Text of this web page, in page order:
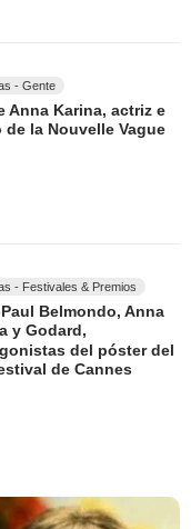
- Gente
Anna Karina, actriz e
de la Nouvelle Vague
- Festivales & Premios
Belmondo, Anna
y Godard,
del póster del
de Cannes